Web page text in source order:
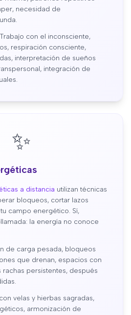
necesidad de
Trabajo con el inconsciente,
respiración consciente,
interpretación de sueños
integración de
✨
a distancia utilizan técnicas
bloqueos, cortar lazos
campo energético. Sí,
la energía no conoce
de carga pesada, bloqueos
que drenan, espacios con
rachas persistentes, después
velas y hierbas sagradas,
armonización de